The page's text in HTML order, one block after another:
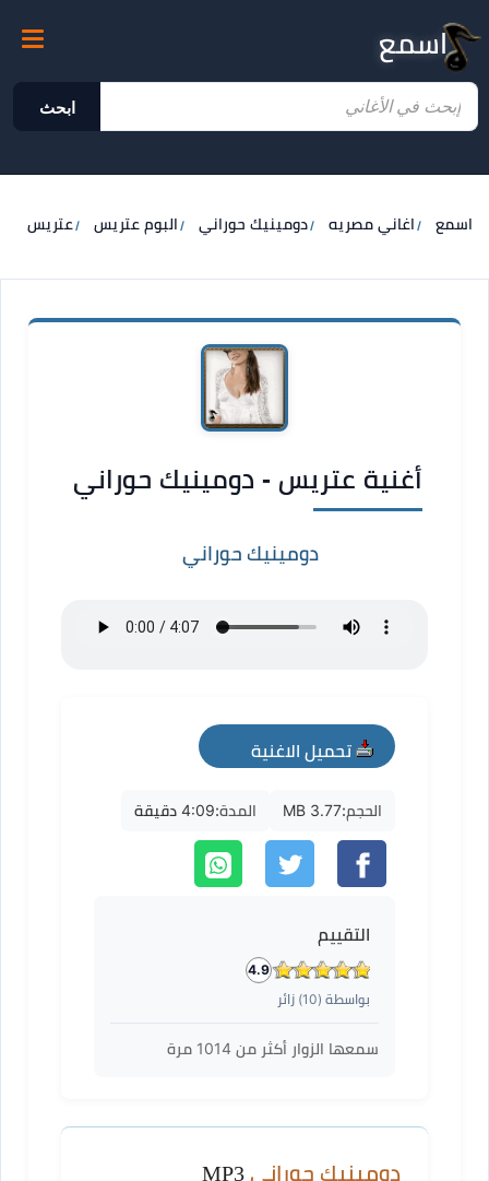
اسمع
ابحث
اسمع اغاني مصريه دومينيك حوراني البوم عتريس عتريس
أغنية عتريس - دومينيك حوراني
دومينيك حوراني
تحميل الاغنية
mp3
الحجم:3.77 MB المدة:4:09 دقيقة
التقييم
4.9
بواسطة (10) زائر
سمعها الزوار أكثر من 1014 مرة
دومينيك حوراني